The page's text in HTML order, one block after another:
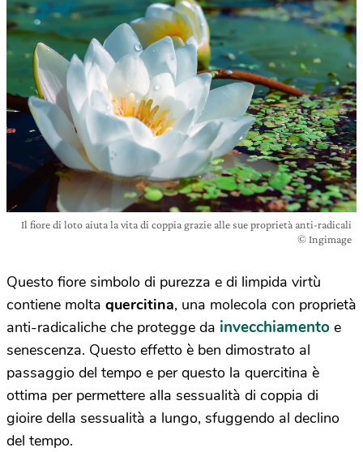
Il fiore di loto aiuta la vita di coppia grazie alle sue proprietà anti-radicali
© Ingimage
Questo fiore simbolo di purezza e di limpida virtù
contiene molta quercitina, una molecola con proprietà
anti-radicaliche che protegge da invecchiamento e
senescenza. Questo effetto è ben dimostrato al
passaggio del tempo e per questo la quercitina è
ottima per permettere alla sessualità di coppia di
gioire della sessualità a lungo, sfuggendo al declino
del tempo.